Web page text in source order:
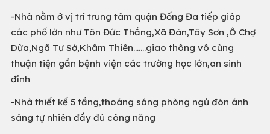
-Nhà nằm ở vị trí trung tâm quận Đống Đa tiếp giáp
các phố lớn như Tôn Đức Thắng,Xã Đàn,Tây Sơn ,Ô Chợ
Dừa,Ngã Tư Sở,Khâm Thiên.......giao thông vô cùng
thuận tiện gần bệnh viện các trường học lớn,an sinh
đỉnh
-Nhà thiết kế 5 tầng,thoáng sáng phòng ngủ đón ánh
sáng tự nhiên đầy đủ công năng